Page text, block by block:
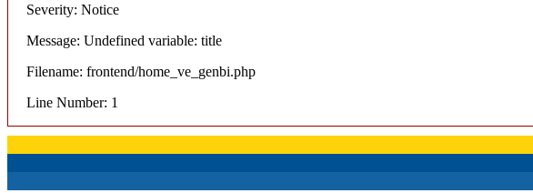
Severity: Notice
Message: Undefined variable: title
Filename: frontend/home_ve_genbi.php
Line Number: 1